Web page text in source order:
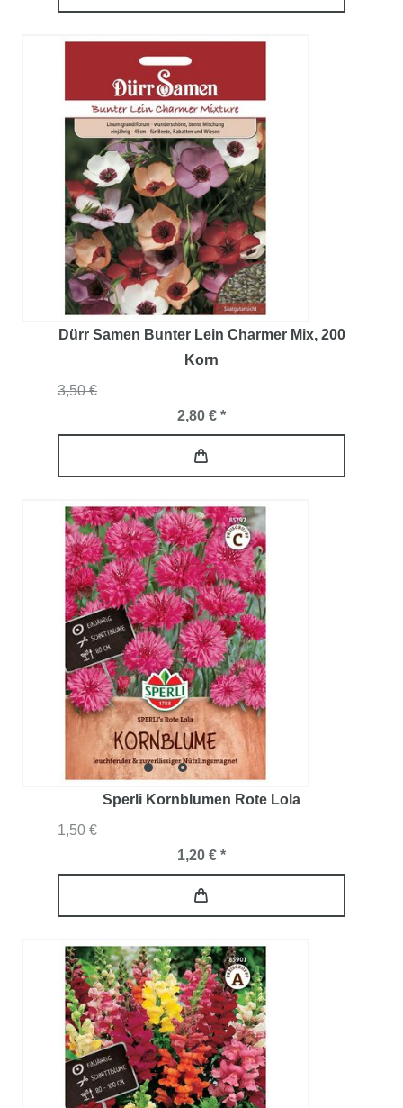
Dürr Samen Bunter Lein Charmer Mix, 200
Korn
3,50 €
2,80 € *
Sperli Kornblumen Rote Lola
1,50 €
1,20 € *